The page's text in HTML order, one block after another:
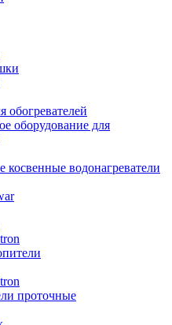
обогревателей
оборудование для
косвенные водонагреватели
проточные